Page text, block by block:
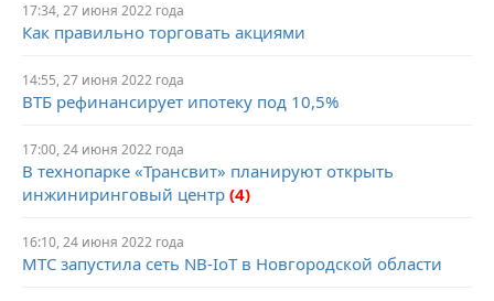
17:34, 27 июня 2022 года
Как правильно торговать акциями
14:55, 27 июня 2022 года
ВТБ рефинансирует ипотеку под 10,5%
17:00, 24 июня 2022 года
В технопарке «Трансвит» планируют открыть
инжиниринговый центр (4)
16:10, 24 июня 2022 года
МТС запустила сеть NB-IoT в Новгородской области